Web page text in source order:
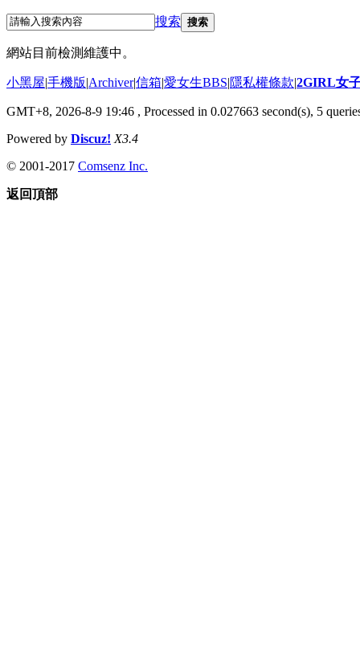
搜索 搜索
網站目前檢測維護中。
小黑屋|手機版|Archiver|信箱|愛女生BBS|隱私權條款|2GIRL女
GMT+8, 2026-8-9 19:46 , Processed in 0.027663 second(s), 5
Powered by Discuz! X3.4
© 2001-2017 Comsenz Inc.
返回頂部